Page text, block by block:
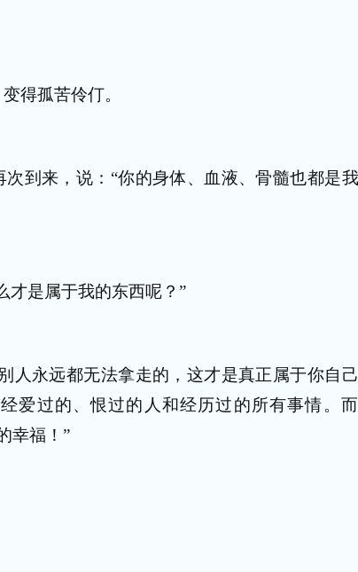
得孤苦伶仃。
次到来，说：“你的身体、血液、骨髓也都是
才是属于我的东西呢？”
人永远都无法拿走的，这才是真正属于你自
爱过的、恨过的人和经历过的所有事情。
幸福！”